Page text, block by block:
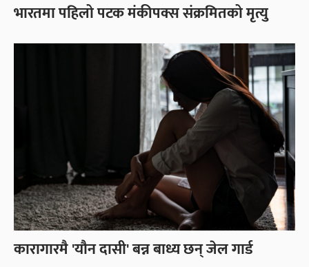
भारतमा पहिलो पटक मंकीपक्स संक्रमितको मृत्यु
कारागारमै 'यौन दासी' बन्न बाध्य छन् जेल गार्ड